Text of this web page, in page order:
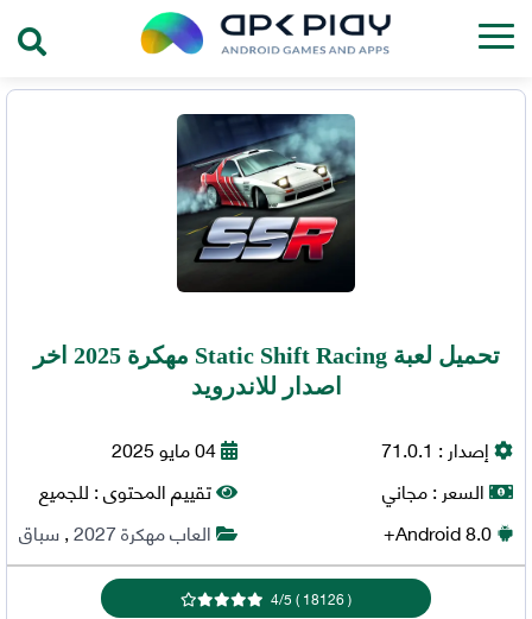
تحميل لعبة Static Shift Racing مهكرة 2025 اخر
اصدار للاندرويد
إصدار : 71.0.1
السعر :مجاني
Android8.0+
04 مايو 2025
تقييم المحتوى :للجميع
العاب مهكرة 2027
,سباق
(
18126
)
4/5